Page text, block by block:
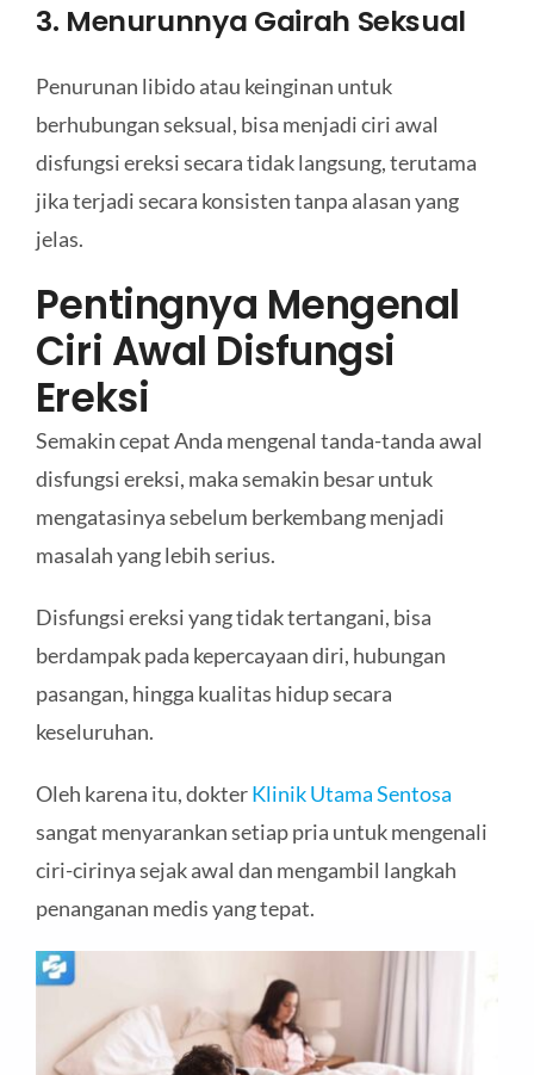
3. Menurunnya Gairah Seksual
Penurunan libido atau keinginan untuk
berhubungan seksual, bisa menjadi ciri awal
disfungsi ereksi secara tidak langsung, terutama
jika terjadi secara konsisten tanpa alasan yang
jelas.
Pentingnya Mengenal
Ciri Awal Disfungsi
Ereksi
Semakin cepat Anda mengenal tanda-tanda awal
disfungsi ereksi, maka semakin besar untuk
mengatasinya sebelum berkembang menjadi
masalah yang lebih serius.
Disfungsi ereksi yang tidak tertangani, bisa
berdampak pada kepercayaan diri, hubungan
pasangan, hingga kualitas hidup secara
keseluruhan.
Oleh karena itu, dokterKlinik Utama Sentosa
sangat menyarankan setiap pria untuk mengenali
ciri-cirinya sejak awal dan mengambil langkah
penanganan medis yang tepat.